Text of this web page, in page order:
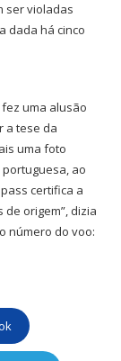
ser violadas
dada há cinco
uma alusão
a tese da
uma foto
ao
certifica a
origem”, dizia
número do voo: